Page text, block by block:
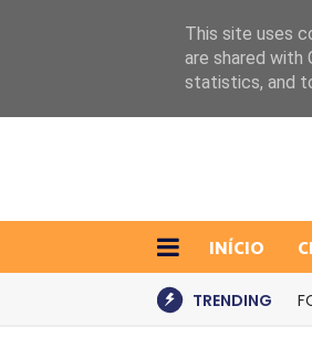
INÍCIO
TRENDING
This site uses
are shared with
statistics, and